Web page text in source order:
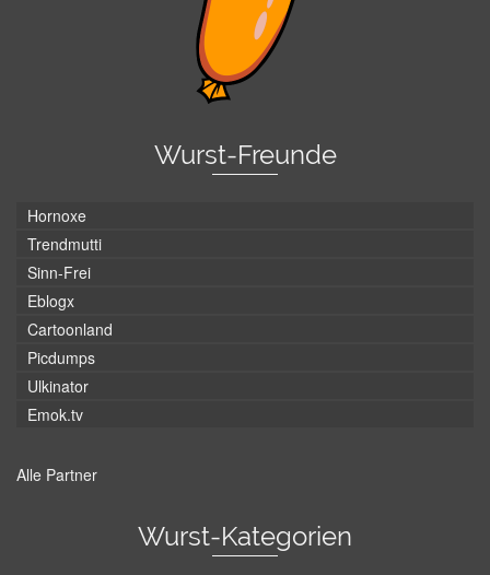
Wurst-Freunde
Hornoxe
Trendmutti
Sinn-Frei
Eblogx
Cartoonland
Picdumps
Ulkinator
Emok.tv
Alle Partner
Wurst-Kategorien